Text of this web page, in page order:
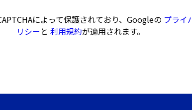
によって保護されており、Googleの プライ
リシー と 利用規約が適用されます。